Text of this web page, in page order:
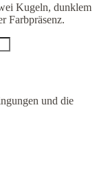
Kugeln, dunklem
Farbpräsenz.
und die